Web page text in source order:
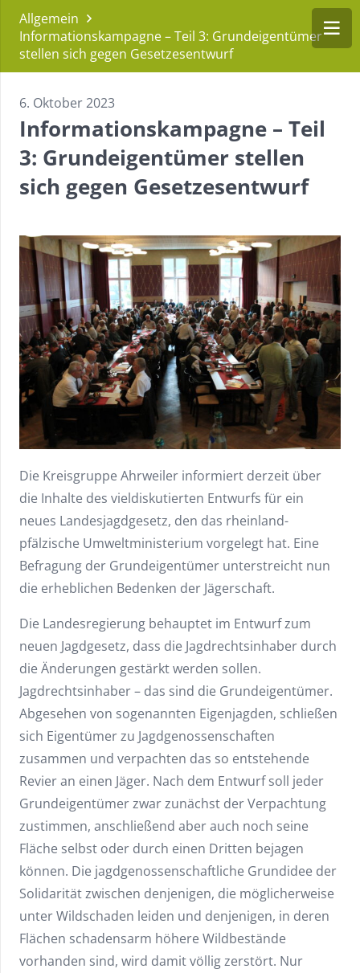
Allgemein
Informationskampagne – Teil 3: Grundeigentümer
stellen sich gegen Gesetzesentwurf
6. Oktober 2023
Informationskampagne – Teil
3: Grundeigentümer stellen
sich gegen Gesetzesentwurf
Die Kreisgruppe Ahrweiler informiert derzeit über
die Inhalte des vieldiskutierten Entwurfs für ein
neues Landesjagdgesetz, den das rheinland-
pfälzische Umweltministerium vorgelegt hat. Eine
Befragung der Grundeigentümer unterstreicht nun
die erheblichen Bedenken der Jägerschaft.
Die Landesregierung behauptet im Entwurf zum
neuen Jagdgesetz, dass die Jagdrechtsinhaber durch
die Änderungen gestärkt werden sollen.
Jagdrechtsinhaber – das sind die Grundeigentümer.
Abgesehen von sogenannten Eigenjagden, schließen
sich Eigentümer zu Jagdgenossenschaften
zusammen und verpachten das so entstehende
Revier an einen Jäger. Nach dem Entwurf soll jeder
Grundeigentümer zwar zunächst der Verpachtung
zustimmen, anschließend aber auch noch seine
Fläche selbst oder durch einen Dritten bejagen
können. Die jagdgenossenschaftliche Grundidee der
Solidarität zwischen denjenigen, die möglicherweise
unter Wildschaden leiden und denjenigen, in deren
Flächen schadensarm höhere Wildbestände
vorhanden sind, wird damit völlig zerstört. Nur